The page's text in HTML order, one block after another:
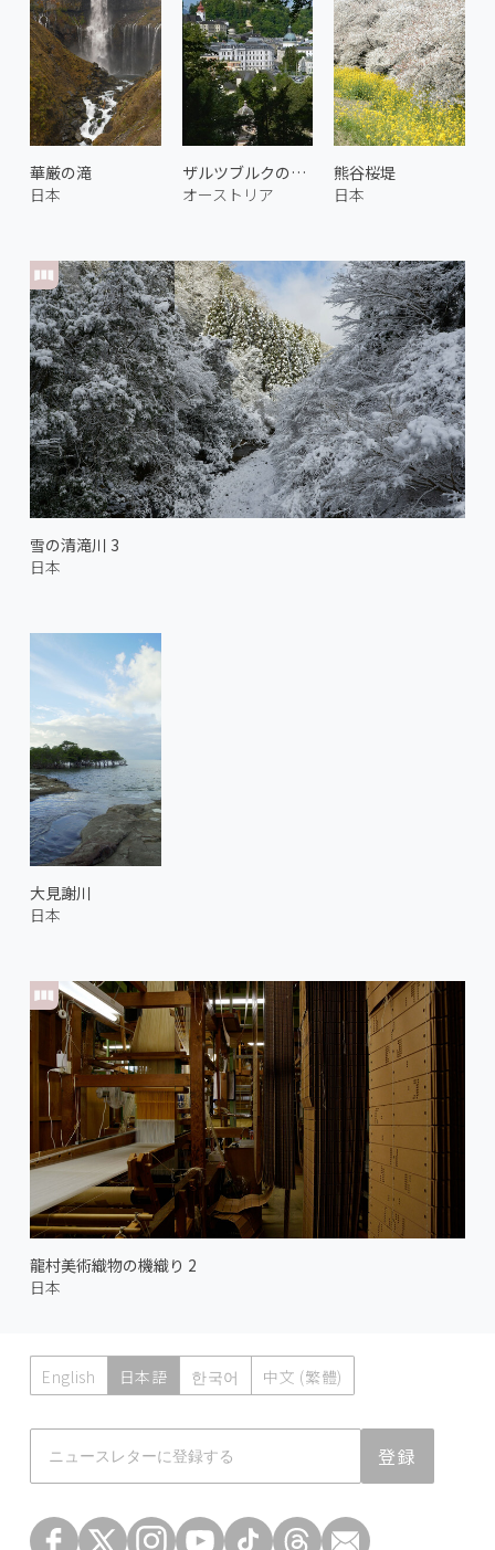
華厳の滝
日本
ザルツブルクの歴史地区 1
オーストリア
熊谷桜堤
日本
雪の清滝川 3
日本
大見謝川
日本
龍村美術織物の機織り 2
日本
English 日本語 한국어 中文 (繁體)
登録